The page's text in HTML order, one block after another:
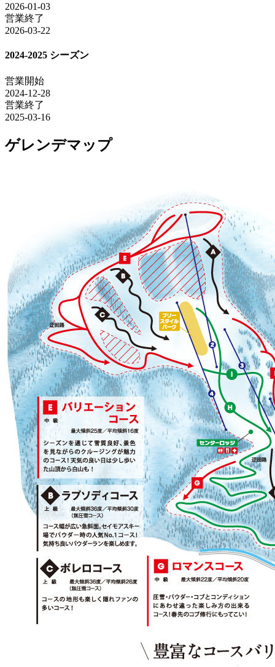
2026-01-03
営業終了
2026-03-22
2024-2025 シーズン
営業開始
2024-12-28
営業終了
2025-03-16
ゲレンデマップ